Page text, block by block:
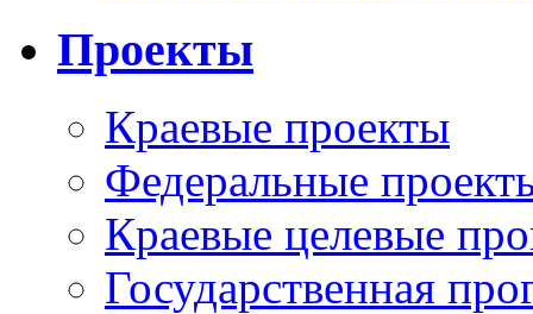
Проекты
Краевые проекты
Федеральные
Краевые целевые
Государственная